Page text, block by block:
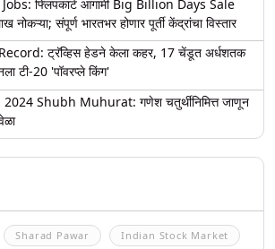
फ्लिपकार्ट आगामी Big Billion Days Sale
नोकऱ्या; संपूर्ण भारतभर होणार पूर्ती केंद्रांचा विस्तार
ट्रॅव्हिस हेडने केला कहर, 17 चेंडूत अर्धशतक
टी-20 'पॉवरप्ले किंग'
Shubh Muhurat: गणेश चतुर्थीनिमित्त जाणून
Sharad Pawar Indian Stock Market